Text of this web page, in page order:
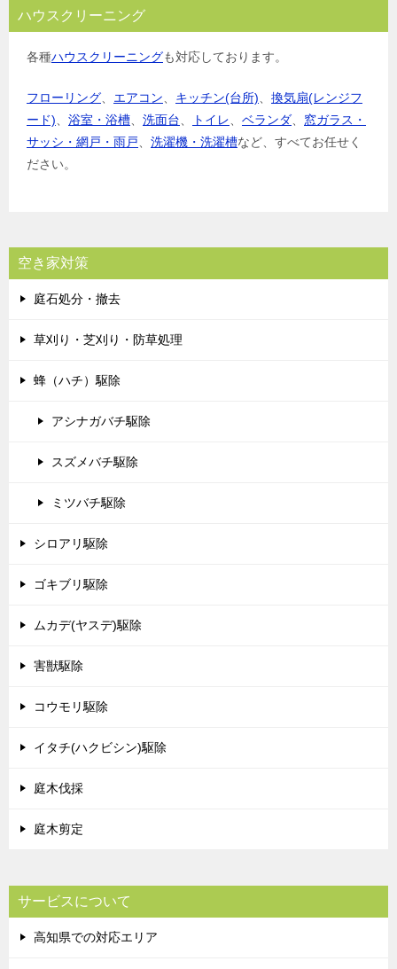
ハウスクリーニング
各種ハウスクリーニングも対応しております。
フローリング エアコン キッチン(台所)
換気扇(レンジフ
ード)
浴室・浴槽 洗面台 トイレ ベランダ
窓ガラス・
サッシ・網戸・雨戸
洗濯機・洗濯槽など、すべてお任せく
ださい。
空き家対策
庭石処分・撤去
草刈り・芝刈り・防草処理
蜂（ハチ）駆除
アシナガバチ駆除
スズメバチ駆除
ミツバチ駆除
シロアリ駆除
ゴキブリ駆除
ムカデ(ヤスデ)駆除
害獣駆除
コウモリ駆除
イタチ(ハクビシン)駆除
庭木伐採
庭木剪定
サービスについて
高知県での対応エリア